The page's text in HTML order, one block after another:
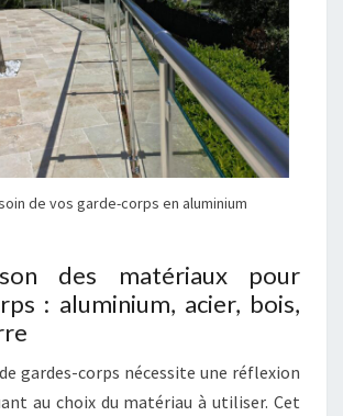
de vos garde-corps en aluminium
des matériaux pour
: aluminium, acier, bois,
gardes-corps nécessite une réflexion
au choix du matériau à utiliser. Cet